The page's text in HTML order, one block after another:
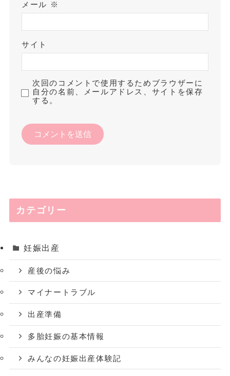
メール ※
サイト
次回のコメントで使用するためブラウザーに
自分の名前、メールアドレス、サイトを保存
する。
カテゴリー
妊娠出産
産後の悩み
マイナートラブル
出産準備
多胎妊娠の基本情報
みんなの妊娠出産体験記